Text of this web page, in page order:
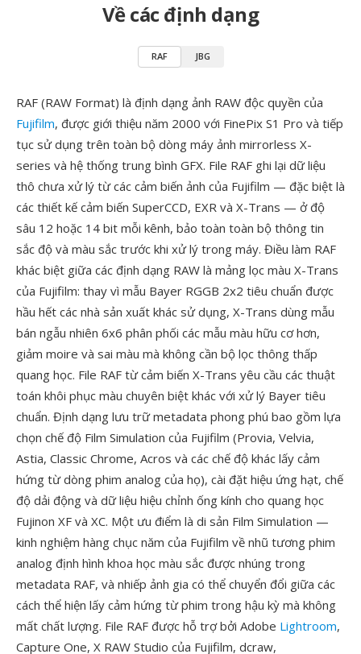
Về các định dạng
RAF JBG
RAF (RAW Format) là định dạng ảnh RAW độc quyền của
Fujifilm, được giới thiệu năm 2000 với FinePix S1 Pro và tiếp
tục sử dụng trên toàn bộ dòng máy ảnh mirrorless X-
series và hệ thống trung bình GFX. File RAF ghi lại dữ liệu
thô chưa xử lý từ các cảm biến ảnh của Fujifilm — đặc biệt là
các thiết kế cảm biến SuperCCD, EXR và X-Trans — ở độ
sâu 12 hoặc 14 bit mỗi kênh, bảo toàn toàn bộ thông tin
sắc độ và màu sắc trước khi xử lý trong máy. Điều làm RAF
khác biệt giữa các định dạng RAW là mảng lọc màu X-Trans
của Fujifilm: thay vì mẫu Bayer RGGB 2x2 tiêu chuẩn được
hầu hết các nhà sản xuất khác sử dụng, X-Trans dùng mẫu
bán ngẫu nhiên 6x6 phân phối các mẫu màu hữu cơ hơn,
giảm moire và sai màu mà không cần bộ lọc thông thấp
quang học. File RAF từ cảm biến X-Trans yêu cầu các thuật
toán khôi phục màu chuyên biệt khác với xử lý Bayer tiêu
chuẩn. Định dạng lưu trữ metadata phong phú bao gồm lựa
chọn chế độ Film Simulation của Fujifilm (Provia, Velvia,
Astia, Classic Chrome, Acros và các chế độ khác lấy cảm
hứng từ dòng phim analog của họ), cài đặt hiệu ứng hạt, chế
độ dải động và dữ liệu hiệu chỉnh ống kính cho quang học
Fujinon XF và XC. Một ưu điểm là di sản Film Simulation —
kinh nghiệm hàng chục năm của Fujifilm về nhũ tương phim
analog định hình khoa học màu sắc được nhúng trong
metadata RAF, và nhiếp ảnh gia có thể chuyển đổi giữa các
cách thể hiện lấy cảm hứng từ phim trong hậu kỳ mà không
mất chất lượng. File RAF được hỗ trợ bởi Adobe Lightroom,
Capture One, X RAW Studio của Fujifilm, dcraw,